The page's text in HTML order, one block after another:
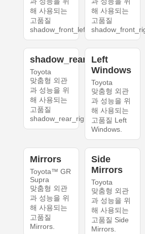
해 사용되는
고품질
shadow_front_left.
해 사용되는
고품질
shadow_rear_right
Toyota
맞춤형 외관
과 성능을 위
해 사용되는
고품질
shadow_rear_right.
Left
Windows
Toyota
맞춤형 외관
과 성능을 위
해 사용되는
고품질 Left
Windows.
Mirrors
Toyota™ GR
Supra
맞춤형 외관
과 성능을 위
해 사용되는
고품질
Mirrors.
Side
Mirrors
Toyota
맞춤형 외관
과 성능을 위
해 사용되는
고품질 Side
Mirrors.